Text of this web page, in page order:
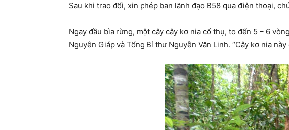
Sau khi trao đổi, xin phép ban lãnh đạo B58 qua điện thoại,
Ngay đầu bìa rừng, một cây cây kơ nia cổ thụ, to đến 5 – 6
Nguyên Giáp và Tổng Bí thư Nguyễn Văn Linh. “Cây kơ nia